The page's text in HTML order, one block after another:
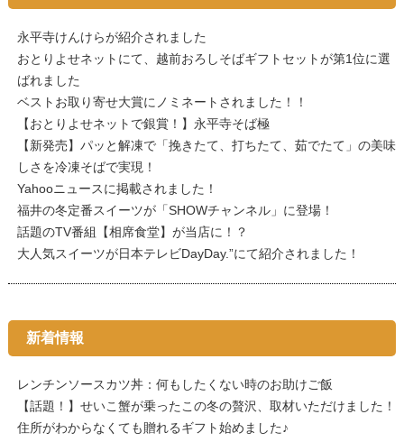
永平寺けんけらが紹介されました
おとりよせネットにて、越前おろしそばギフトセットが第1位に選
ばれました
ベストお取り寄せ大賞にノミネートされました！！
【おとりよせネットで銀賞！】永平寺そば極
【新発売】パッと解凍で「挽きたて、打ちたて、茹でたて」の美味
しさを冷凍そばで実現！
Yahooニュースに掲載されました！
福井の冬定番スイーツが「SHOWチャンネル」に登場！
話題のTV番組【相席食堂】が当店に！？
大人気スイーツが日本テレビDayDay.”にて紹介されました！
新着情報
レンチンソースカツ丼：何もしたくない時のお助けご飯
【話題！】せいこ蟹が乗ったこの冬の贅沢、取材いただけました！
住所がわからなくても贈れるギフト始めました♪